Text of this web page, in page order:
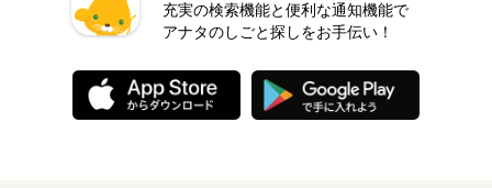
充実の検索機能と便利な通知機能で
アナタのしごと探しをお手伝い！